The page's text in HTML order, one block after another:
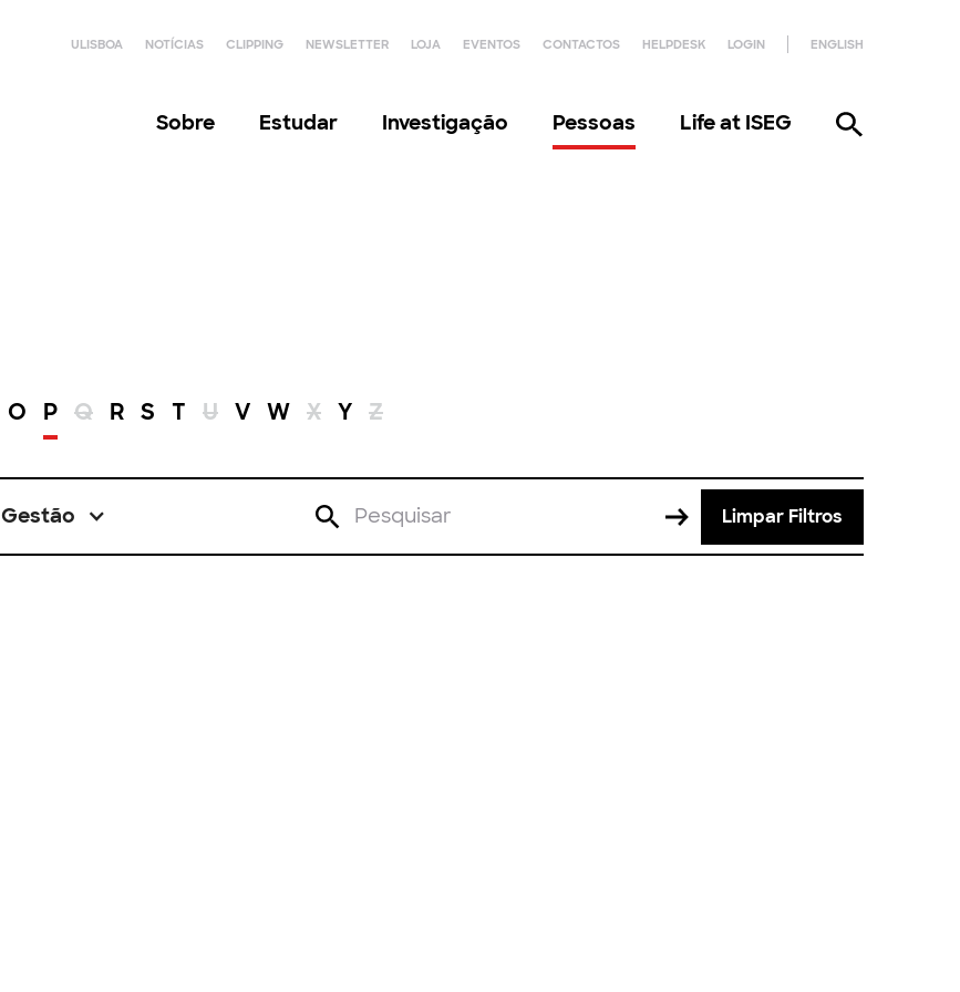
ULISBOA NOTÍCIAS CLIPPING NEWSLETTER LOJA EVENTOS CONTACTOS HELPDESK LOGIN ENGLISH
Sobre Estudar Investigação Pessoas Life at ISEG
O P Q R S T U V W X Y Z
Gestão Limpar Filtros